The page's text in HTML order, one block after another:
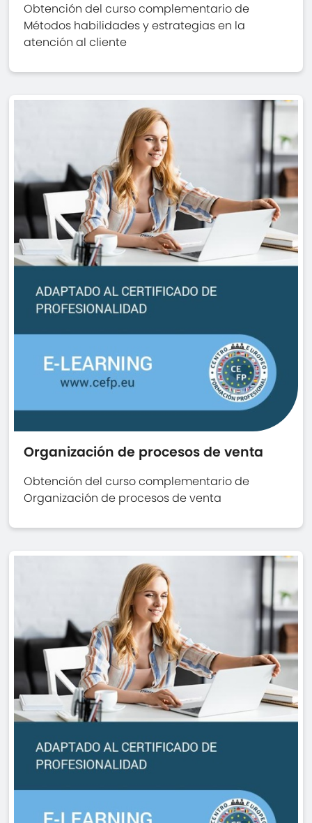
Obtención del curso complementario de
Métodos habilidades y estrategias en la
atención al cliente
Organización de procesos de venta
Obtención del curso complementario de
Organización de procesos de venta